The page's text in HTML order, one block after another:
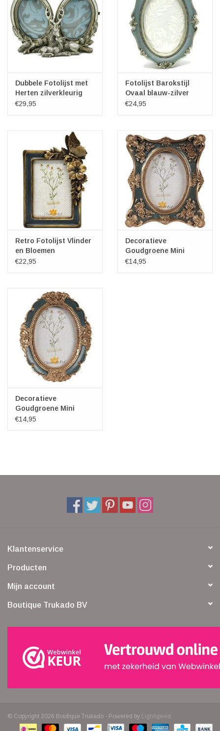
Dubbele Fotolijst met
Herten zilverkleurig
€29,95
Fotolijst Barokstijl
Ovaal blauw-zilver
€24,95
Retro Fotolijst Vlinder
en Bloemen
€22,95
Decoratieve
Goudgroene Mini
Fotolijst Klassiek
€14,95
Decoratieve
Goudgroene Mini
Fotolijst Ovaal
€14,95
Klantenservice
Producten
Mijn account
Boutique Trukado BV
© Copyright 2026 Boutique Trukado - Powered by Lightspeed